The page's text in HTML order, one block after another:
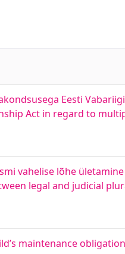
Eesti
Act in regard to
vahelise lõhe
legal and judicial
maintenance